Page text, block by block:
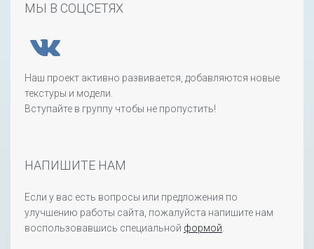
МЫ В СОЦСЕТЯХ
Наш проект активно развивается, добавляются новые
текстуры и модели.
Вступайте в группу чтобы не пропустить!
НАПИШИТЕ НАМ
Если у вас есть вопросы или предложения по
улучшению работы сайта, пожалуйста напишите нам
воспользовавшись специальной формой.